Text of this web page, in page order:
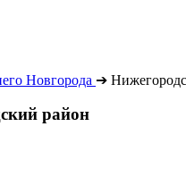
Новгорода ➔
район